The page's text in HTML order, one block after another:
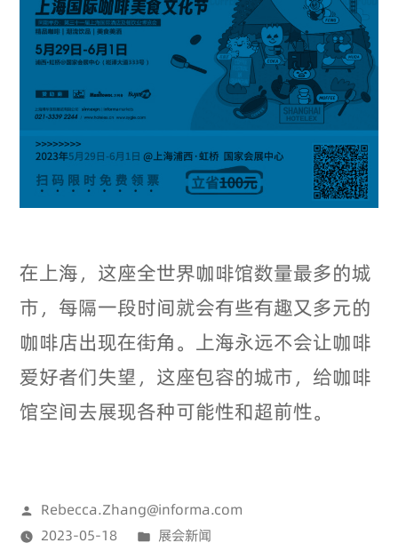
在上海，这座全世界咖啡馆数量最多的城
市，每隔一段时间就会有些有趣又多元的
咖啡店出现在街角。上海永远不会让咖啡
爱好者们失望，这座包容的城市，给咖啡
馆空间去展现各种可能性和超前性。
Rebecca.Zhang@informa.com
2023-05-18
展会新闻